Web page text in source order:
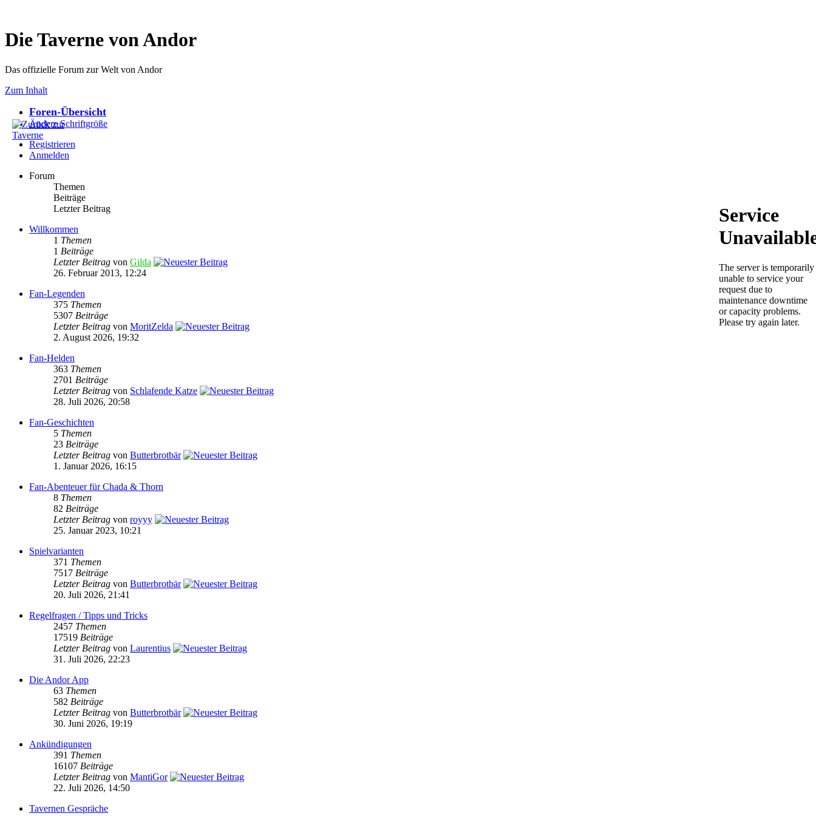
Die Taverne von Andor
Das offizielle Forum zur Welt von Andor
Zum Inhalt
Foren-Übersicht
Ändere Schriftgröße
Registrieren
Anmelden
Forum
Themen
Beiträge
Letzter Beitrag
Willkommen
1 Themen
1 Beiträge
Letzter Beitrag von Gilda
26. Februar 2013, 12:24
Fan-Legenden
375 Themen
5307 Beiträge
Letzter Beitrag von MoritZelda
2. August 2026, 19:32
Fan-Helden
363 Themen
2701 Beiträge
Letzter Beitrag von Schlafende Katze
28. Juli 2026, 20:58
Fan-Geschichten
5 Themen
23 Beiträge
Letzter Beitrag von Butterbrotbär
1. Januar 2026, 16:15
Fan-Abenteuer für Chada & Thorn
8 Themen
82 Beiträge
Letzter Beitrag von royyy
25. Januar 2023, 10:21
Spielvarianten
371 Themen
7517 Beiträge
Letzter Beitrag von Butterbrotbär
20. Juli 2026, 21:41
Regelfragen / Tipps und Tricks
2457 Themen
17519 Beiträge
Letzter Beitrag von Laurentius
31. Juli 2026, 22:23
Die Andor App
63 Themen
582 Beiträge
Letzter Beitrag von Butterbrotbär
30. Juni 2026, 19:19
Ankündigungen
391 Themen
16107 Beiträge
Letzter Beitrag von MantiGor
22. Juli 2026, 14:50
Tavernen Gespräche